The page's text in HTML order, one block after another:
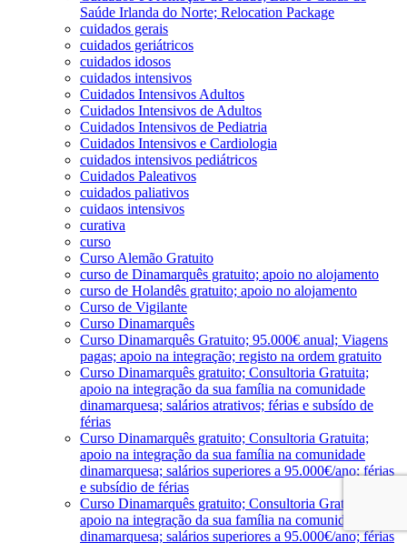
Saúde Irlanda do Norte; Relocation Package
cuidados gerais
cuidados geriátricos
cuidados idosos
cuidados intensivos
Cuidados Intensivos Adultos
Cuidados Intensivos de Adultos
Cuidados Intensivos de Pediatria
Cuidados Intensivos e Cardiologia
cuidados intensivos pediátricos
Cuidados Paleativos
cuidados paliativos
cuidaos intensivos
curativa
curso
Curso Alemão Gratuito
curso de Dinamarquês gratuito; apoio no alojamento
curso de Holandês gratuito; apoio no alojamento
Curso de Vigilante
Curso Dinamarquês
Curso Dinamarquês Gratuito; 95.000€ anual; Viagens
pagas; apoio na integração; registo na ordem gratuito
Curso Dinamarquês gratuito; Consultoria Gratuita;
apoio na integração da sua família na comunidade
dinamarquesa; salários atrativos; férias e subsído de
férias
Curso Dinamarquês gratuito; Consultoria Gratuita;
apoio na integração da sua família na comunidade
dinamarquesa; salários superiores a 95.000€/ano; férias
e subsídio de férias
Curso Dinamarquês gratuito; Consultoria Gratuita;
apoio na integração da sua família na comunidade
dinamarquesa; salários superiores a 95.000€/ano; férias